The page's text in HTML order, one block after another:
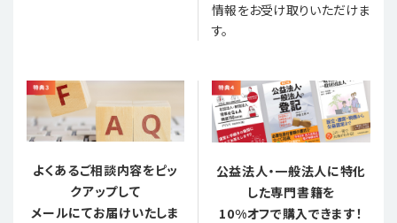
情報をお受け取りいただけま
す。
よくあるご相談内容をピッ
クアップして
メールにてお届けいたしま
公益法人・一般法人に特化
した専門書籍を
10%オフで購入できます！